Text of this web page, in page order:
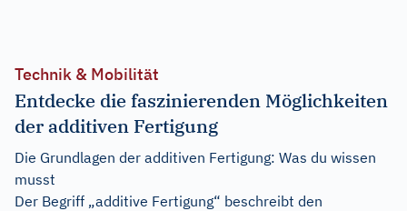
Technik & Mobilität
Entdecke die faszinierenden Möglichkeiten
der additiven Fertigung
Die Grundlagen der additiven Fertigung: Was du wissen
musst
Der Begriff „additive Fertigung“ beschreibt den